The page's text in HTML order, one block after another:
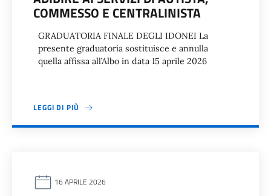
COMMESSO E CENTRALINISTA
GRADUATORIA FINALE DEGLI IDONEI La
presente graduatoria sostituisce e annulla
quella affissa all’Albo in data 15 aprile 2026
LEGGI DI PIÙ
16 APRILE 2026